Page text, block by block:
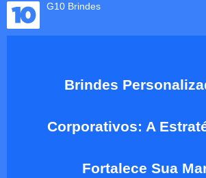
G10 Brindes
Brindes
Corporativos: A
Fortalece Sua